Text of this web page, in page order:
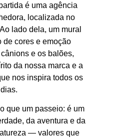
é uma agência
localizada no
lado dela, um mural
de cores e emoção
e os balões,
da nossa marca e a
nos inspira todos os
dias.
que um passeio: é um
da aventura e da
— valores que